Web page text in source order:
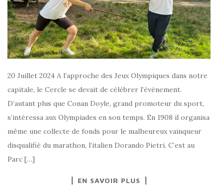
20 Juillet 2024 A l’approche des Jeux Olympiques dans notre
capitale, le Cercle se devait de célébrer l’événement.
D’autant plus que Conan Doyle, grand promoteur du sport,
s’intéressa aux Olympiades en son temps. En 1908 il organisa
même une collecte de fonds pour le malheureux vainqueur
disqualifié du marathon, l’italien Dorando Pietri. C’est au
Parc […]
EN SAVOIR PLUS